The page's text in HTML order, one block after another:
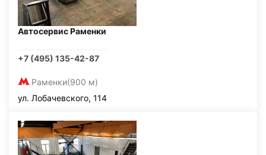
Автосервис Раменки
+7 (495) 135-42-87
Раменки(900 м)
ул. Лобачевского, 114